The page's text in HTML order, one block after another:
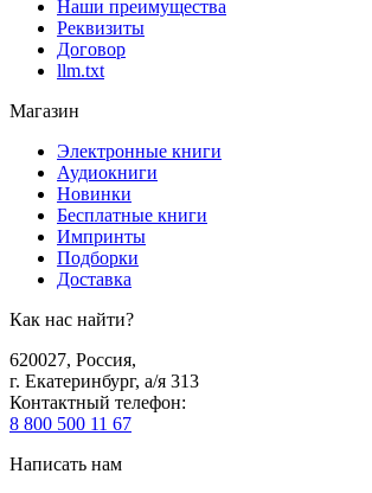
Наши преимущества
Реквизиты
Договор
llm.txt
Магазин
Электронные книги
Аудиокниги
Новинки
Бесплатные книги
Импринты
Подборки
Доставка
Как нас найти?
620027, Россия,
г. Екатеринбург, а/я 313
Контактный телефон:
8 800 500 11 67
Написать нам